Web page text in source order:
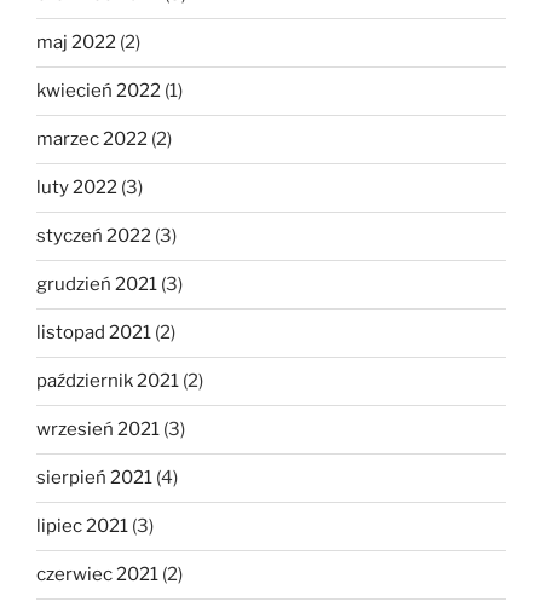
maj 2022 (2)
kwiecień 2022 (1)
marzec 2022 (2)
luty 2022 (3)
styczeń 2022 (3)
grudzień 2021 (3)
listopad 2021 (2)
październik 2021 (2)
wrzesień 2021 (3)
sierpień 2021 (4)
lipiec 2021 (3)
czerwiec 2021 (2)